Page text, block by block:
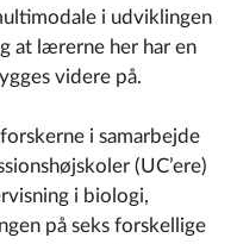
i udviklingen
at lærerne her har en
videre på.
i samarbejde
(UC’ere)
i biologi,
på seks forskellige